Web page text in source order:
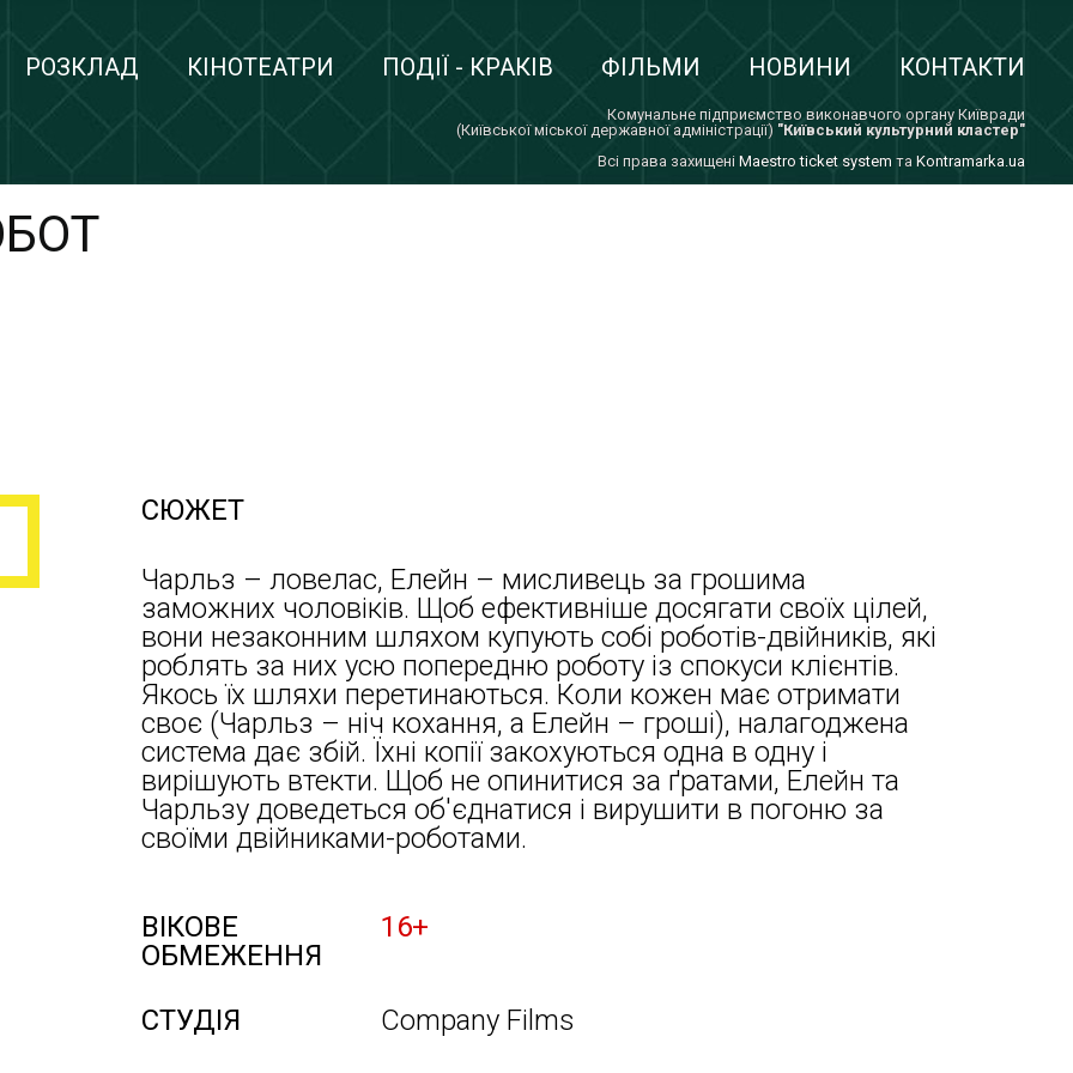
РОЗКЛАД КІНОТЕАТРИ ПОДІЇ - КРАКІВ ФІЛЬМИ НОВИНИ КОНТАКТИ
Комунальне підприємство виконавчого органу Київради
(Київської міської державної адміністрації) "Київський культурний кластер"
Всi права захищенi Maestro ticket system та Kontramarka.ua
СЮЖЕТ
Чарльз – ловелас, Елейн – мисливець за грошима
заможних чоловіків. Щоб ефективніше досягати своїх цілей,
вони незаконним шляхом купують собі роботів-двійників, які
роблять за них усю попередню роботу із спокуси клієнтів.
Якось їх шляхи перетинаються. Коли кожен має отримати
своє (Чарльз – ніч кохання, а Елейн – гроші), налагоджена
система дає збій. Їхні копії закохуються одна в одну і
вирішують втекти. Щоб не опинитися за ґратами, Елейн та
Чарльзу доведеться об'єднатися і вирушити в погоню за
своїми двійниками-роботами.
ВІКОВЕ
ОБМЕЖЕННЯ
16+
СТУДІЯ
Company Films